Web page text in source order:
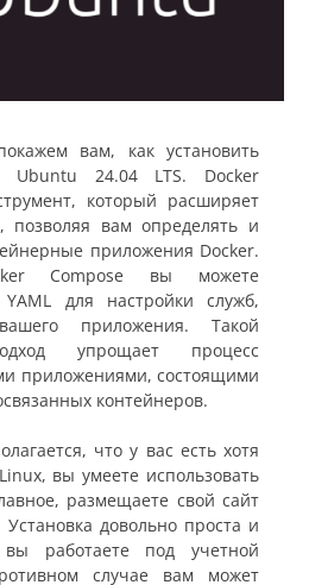
вам, как установить
Ubuntu 24.04 LTS. Docker
который расширяет
позволяя вам определять и
приложения Docker.
Compose вы можете
для настройки служб,
приложения. Такой
упрощает процесс
приложениями, состоящими
контейнеров.
что у вас есть хотя
вы умеете использовать
размещаете свой сайт
Установка довольно проста и
вы работаете под учетной
случае вам может